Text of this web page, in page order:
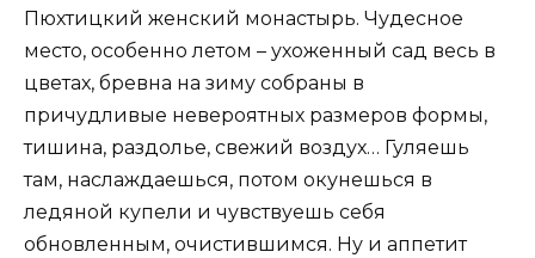
Пюхтицкий женский монастырь. Чудесное
место, особенно летом – ухоженный сад весь в
цветах, бревна на зиму собраны в
причудливые невероятных размеров формы,
тишина, раздолье, свежий воздух… Гуляешь
там, наслаждаешься, потом окунешься в
ледяной купели и чувствуешь себя
обновленным, очистившимся. Ну и аппетит